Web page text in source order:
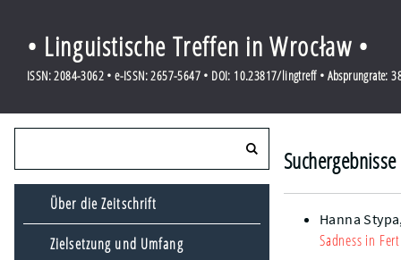
• Linguistische Treffen in Wrocław •
ISSN: 2084-3062 • e-ISSN: 2657-5647 • DOI: 10.23817/lingtreff • Absprungrate:
Über die Zeitschrift
Zielsetzung und Umfang
Hanna Stypa
Sadness in